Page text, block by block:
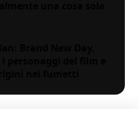
Brand New Day,
personaggi del film e